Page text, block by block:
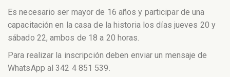
Es necesario ser mayor de 16 años y participar de una
capacitación en la casa de la historia los días jueves 20 y
sábado 22, ambos de 18 a 20 horas.
Para realizar la inscripción deben enviar un mensaje de
WhatsApp al 342 4 851 539.